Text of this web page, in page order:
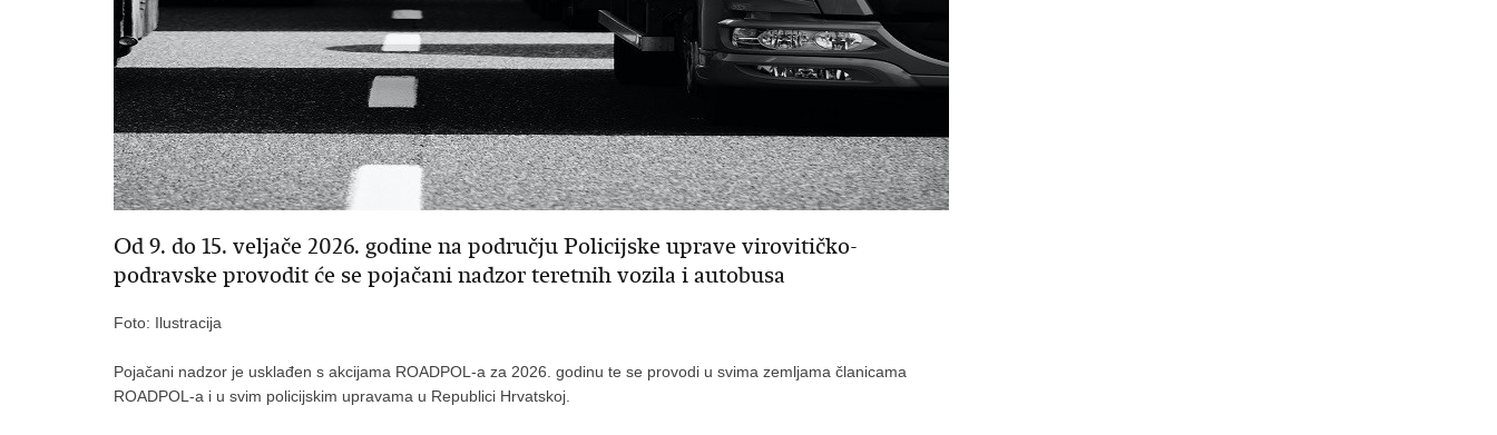
Od 9. do 15. veljače 2026. godine na području Policijske uprave virovitičko-
podravske provodit će se pojačani nadzor teretnih vozila i autobusa
Foto: Ilustracija
Pojačani nadzor je usklađen s akcijama ROADPOL-a za 2026. godinu te se provodi u svima zemljama članicama
ROADPOL-a i u svim policijskim upravama u Republici Hrvatskoj.